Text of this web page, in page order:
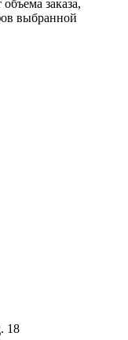
заказа,
выбранной
18